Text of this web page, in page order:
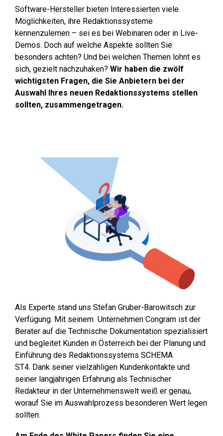
Software-Hersteller bieten Interessierten viele
Möglichkeiten, ihre Redaktionssysteme
kennenzulernen – sei es bei Webinaren oder in Live-
Demos. Doch auf welche Aspekte sollten Sie
besonders achten? Und bei welchen Themen lohnt es
sich, gezielt nachzuhaken? Wir haben die zwölf
wichtigsten Fragen, die Sie Anbietern bei der
Auswahl Ihres neuen Redaktionssystems stellen
sollten, zusammengetragen.
Als Experte stand uns Stefan Gruber-Barowitsch zur
Verfügung. Mit seinem Unternehmen Congram ist der
Berater auf die Technische Dokumentation spezialisiert
und begleitet Kunden in Österreich bei der Planung und
Einführung des Redaktionssystems SCHEMA
ST4. Dank seiner vielzähligen Kundenkontakte und
seiner langjährigen Erfahrung als Technischer
Redakteur in der Unternehmenswelt weiß er genau,
worauf Sie im Auswahlprozess besonderen Wert legen
sollten.